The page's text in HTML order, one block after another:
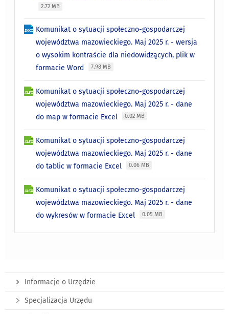
2.72 MB
Komunikat o sytuacji społeczno-gospodarczej
województwa mazowieckiego. Maj 2025 r. - wersja
o wysokim kontraście dla niedowidzących, plik w
formacie Word
7.98 MB
Komunikat o sytuacji społeczno-gospodarczej
województwa mazowieckiego. Maj 2025 r. - dane
do map w formacie Excel
0.02 MB
Komunikat o sytuacji społeczno-gospodarczej
województwa mazowieckiego. Maj 2025 r. - dane
do tablic w formacie Excel
0.06 MB
Komunikat o sytuacji społeczno-gospodarczej
województwa mazowieckiego. Maj 2025 r. - dane
do wykresów w formacie Excel
0.05 MB
Informacje o Urzędzie
Specjalizacja Urzędu